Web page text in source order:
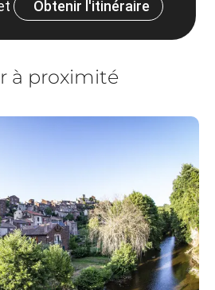
Obtenir l'itinéraire
à proximité